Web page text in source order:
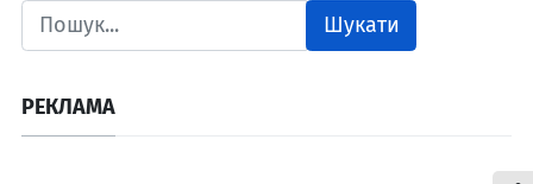
Шукати
РЕКЛАМА